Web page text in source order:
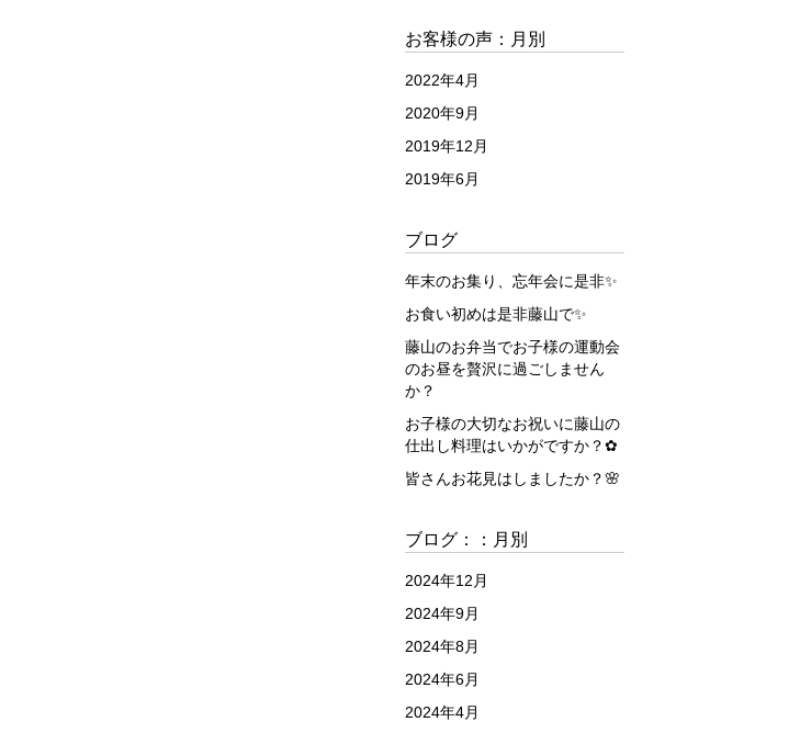
お客様の声：月別
2022年4月
2020年9月
2019年12月
2019年6月
ブログ
年末のお集り、忘年会に是非✨
お食い初めは是非藤山で✨
藤山のお弁当でお子様の運動会
のお昼を贅沢に過ごしません
か？
お子様の大切なお祝いに藤山の
仕出し料理はいかがですか？✿
皆さんお花見はしましたか？🌸
ブログ：：月別
2024年12月
2024年9月
2024年8月
2024年6月
2024年4月